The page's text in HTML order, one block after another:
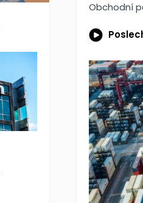
Obchodní